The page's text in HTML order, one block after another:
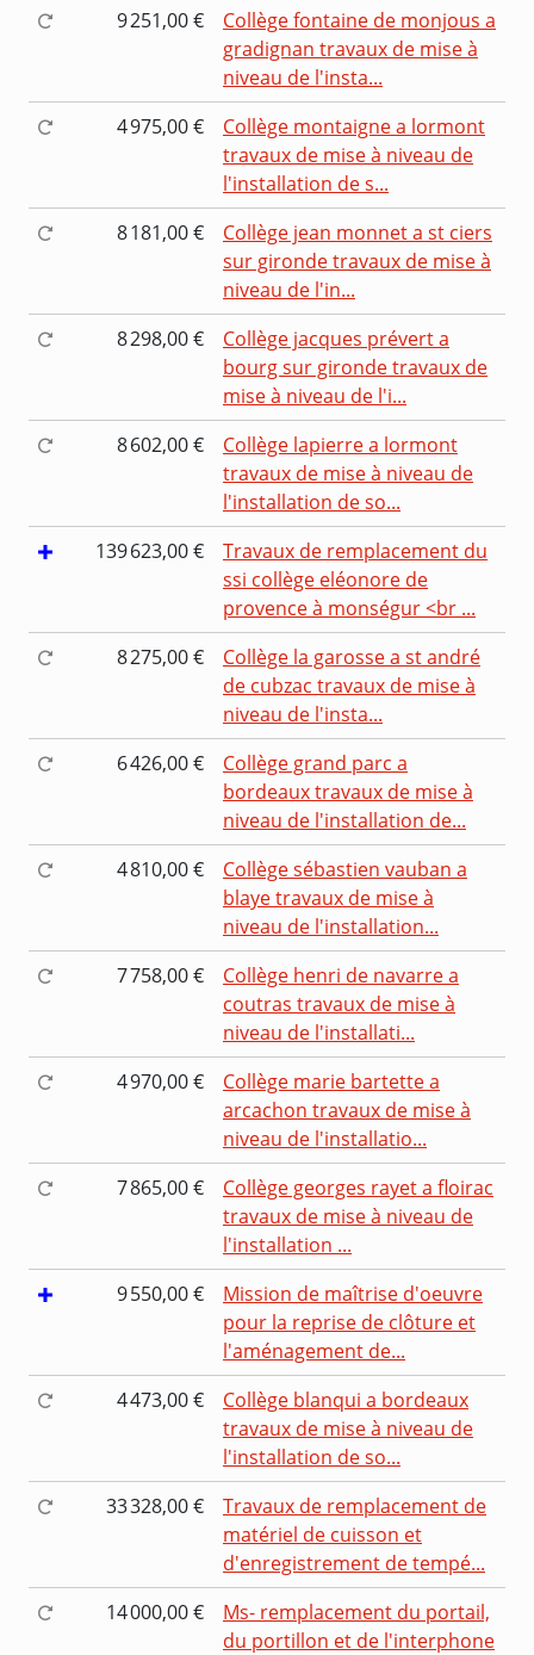
9 251,00 €
Collège fontaine de monjous a
gradignan travaux de mise à
niveau de l'insta...
4 975,00 €
Collège montaigne a lormont
travaux de mise à niveau de
l'installation de s...
8 181,00 €
Collège jean monnet a st ciers
sur gironde travaux de mise à
niveau de l'in...
8 298,00 €
Collège jacques prévert a
bourg sur gironde travaux de
mise à niveau de l'i...
8 602,00 €
Collège lapierre a lormont
travaux de mise à niveau de
l'installation de so...
139 623,00 €
Travaux de remplacement du
ssi collège eléonore de
provence à monségur <br ...
8 275,00 €
Collège la garosse a st andré
de cubzac travaux de mise à
niveau de l'insta...
6 426,00 €
Collège grand parc a
bordeaux travaux de mise à
niveau de l'installation de...
4 810,00 €
Collège sébastien vauban a
blaye travaux de mise à
niveau de l'installation...
7 758,00 €
Collège henri de navarre a
coutras travaux de mise à
niveau de l'installati...
4 970,00 €
Collège marie bartette a
arcachon travaux de mise à
niveau de l'installatio...
7 865,00 €
Collège georges rayet a floirac
travaux de mise à niveau de
l'installation ...
9 550,00 €
Mission de maîtrise d'oeuvre
pour la reprise de clôture et
l'aménagement de...
4 473,00 €
Collège blanqui a bordeaux
travaux de mise à niveau de
l'installation de so...
33 328,00 €
Travaux de remplacement de
matériel de cuisson et
d'enregistrement de tempé...
14 000,00 €
Ms- remplacement du portail,
du portillon et de l'interphone